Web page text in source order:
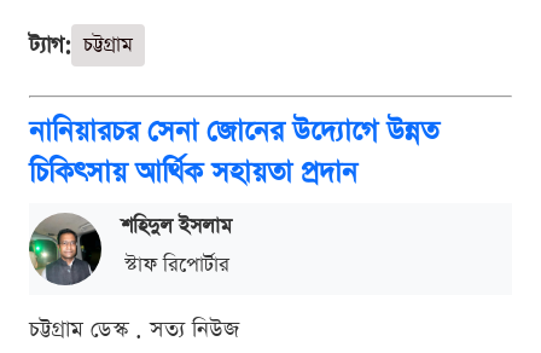
ট্যাগ: চট্টগ্রাম
নানিয়ারচর সেনা জোনের উদ্যো‌গে উন্নত
চিকিৎসায় আর্থিক সহায়তা প্রদান
শ‌হিদুল ইসলাম
স্টাফ রিপোর্টার
চট্টগ্রাম ডেস্ক . সত্য নিউজ